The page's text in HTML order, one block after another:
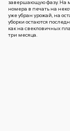
завершающую фазу. На
номера в печать на
уже убран урожай, на
уборки остаются
как на свекловичных
три месяца.